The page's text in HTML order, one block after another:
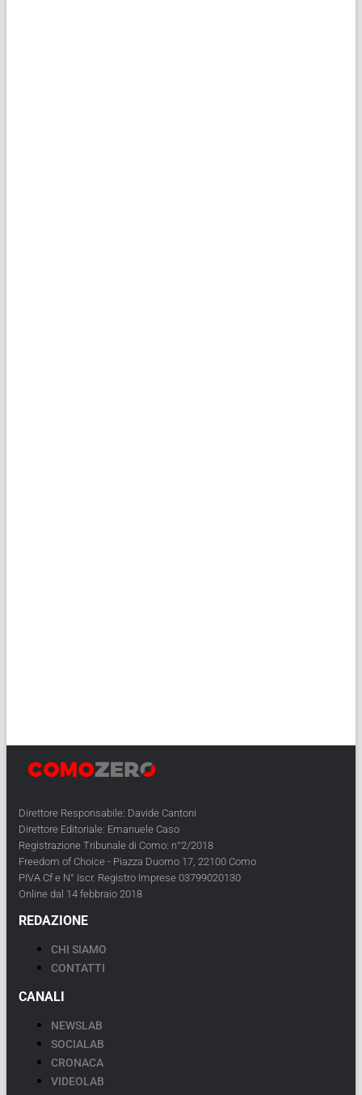
Direttore Responsabile: Davide Cantoni
Direttore Editoriale: Emanuele Caso
Registrazione Tribunale di Como: n°2/2018
Freedom of Choice - Piazza Duomo 17, 22100 Como
PIVA Cf e N° Iscr. Registro Imprese 03799020130
Online dal 14 febbraio 2018
REDAZIONE
CHI SIAMO
CONTATTI
CANALI
NEWSLAB
SOCIALAB
CRONACA
VIDEOLAB